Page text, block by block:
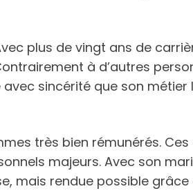
plus de vingt ans de
à d’autres
avec sincérité que son
très bien rémunérés.
majeurs. Avec son
mais rendue possible grâce